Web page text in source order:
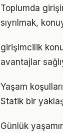
Toplumda
sıyrılmak,
girişimcilik
avantajlar
Yaşam
Statik bir
Günlük